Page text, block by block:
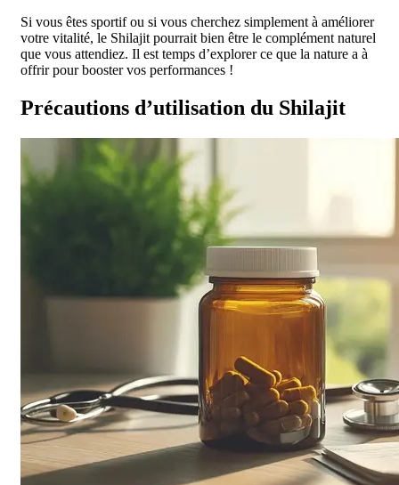
Si vous êtes sportif ou si vous cherchez simplement à améliorer
votre vitalité, le Shilajit pourrait bien être le complément naturel
que vous attendiez. Il est temps d’explorer ce que la nature a à
offrir pour booster vos performances !
Précautions d’utilisation du Shilajit